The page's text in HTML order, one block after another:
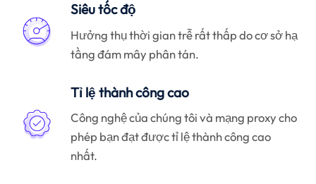
Siêu tốc độ
Hưởng thụ thời gian trễ rất thấp do cơ sở hạ
tầng đám mây phân tán.
Tỉ lệ thành công cao
Công nghệ của chúng tôi và mạng proxy cho
phép bạn đạt được tỉ lệ thành công cao
nhất.